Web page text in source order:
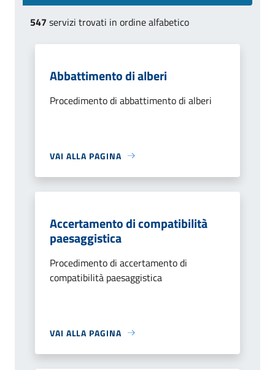
547 servizi trovati in ordine alfabetico
Abbattimento di alberi
Procedimento di abbattimento di alberi
VAI ALLA PAGINA
Accertamento di compatibilità
paesaggistica
Procedimento di accertamento di
compatibilità paesaggistica
VAI ALLA PAGINA